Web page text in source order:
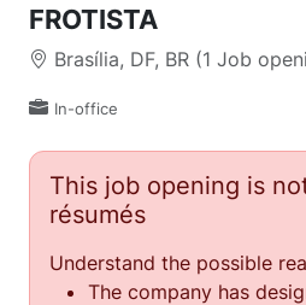
FROTISTA
Brasília, DF, BR (1 Job
In-office
This job opening is
résumés
Understand the possible
The company has